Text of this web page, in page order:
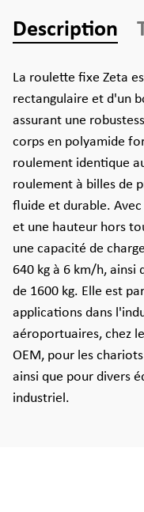
Description
La roulette fixe Zeta
rectangulaire et d'un
assurant une
corps en polyamide
roulement identique
roulement à billes de
fluide et durable.
et une hauteur hors
une capacité de
640 kg à 6 km/h, ainsi
de 1600 kg. Elle est
applications dans
aéroportuaires, chez
OEM, pour les
ainsi que pour divers
industriel.